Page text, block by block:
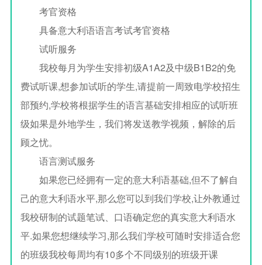
考官资格
具备意大利语语言考试考官资格
试听服务
我校每月为学生安排初级A1A2及中级B1B2的免
费试听课,想参加试听的学生,请提前一周致电学校招生
部预约,学校将根据学生的语言基础安排相应的试听班
级如果是外地学生，我们将发送教学视频，解除的后
顾之忧。
语言测试服务
如果您已经拥有一定的意大利语基础,但不了解自
己的意大利语水平,那么您可以到我们学校,让外教通过
我校研制的试题笔试、口语确定您的真实意大利语水
平.如果您想继续学习,那么我们学校可随时安排适合您
的班级我校每周均有10多个不同级别的班级开课